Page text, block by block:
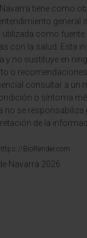
tiene como
general
utilizada como
con la salud. Esta
y no sustituye en
o
consultar a un
o síntoma
no se responsabiliza
de la
BioRender.com
Navarra 2026